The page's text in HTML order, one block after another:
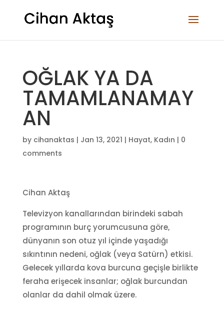
OĞLAK YA DA
TAMAMLANAMAY
AN
by cihanaktas | Jan 13, 2021 | Hayat, Kadın | 0
comments
Cihan Aktaş
Televizyon kanallarından birindeki sabah
programının burç yorumcusuna göre,
dünyanın son otuz yıl içinde yaşadığı
sıkıntının nedeni, oğlak (veya Satürn) etkisi.
Gelecek yıllarda kova burcuna geçişle birlikte
feraha erişecek insanlar; oğlak burcundan
olanlar da dahil olmak üzere.